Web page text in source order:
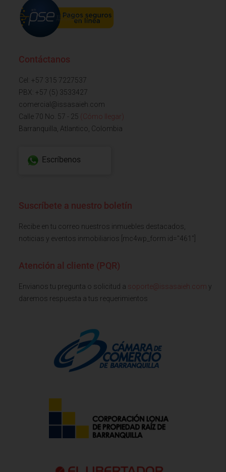
Contáctanos
Cel: +57 315 7227537
PBX: +57 (5) 3533427
comercial@issasaieh.com
Calle 70 No. 57 - 25 (Cómo llegar)
Barranquilla, Atlantico, Colombia
Escríbenos
Suscríbete a nuestro boletín
Recibe en tu correo nuestros inmuebles destacados,
noticias y eventos inmobiliarios [mc4wp_form id="461"]
Atención al cliente (PQR)
Envianos tu pregunta o solicitud a soporte@issasaieh.com y
daremos respuesta a tus requerimientos